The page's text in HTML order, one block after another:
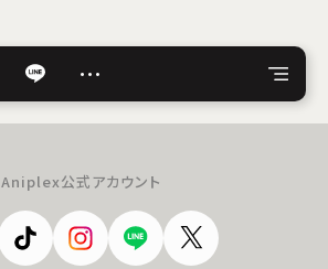
…
Aniplex公式アカウント